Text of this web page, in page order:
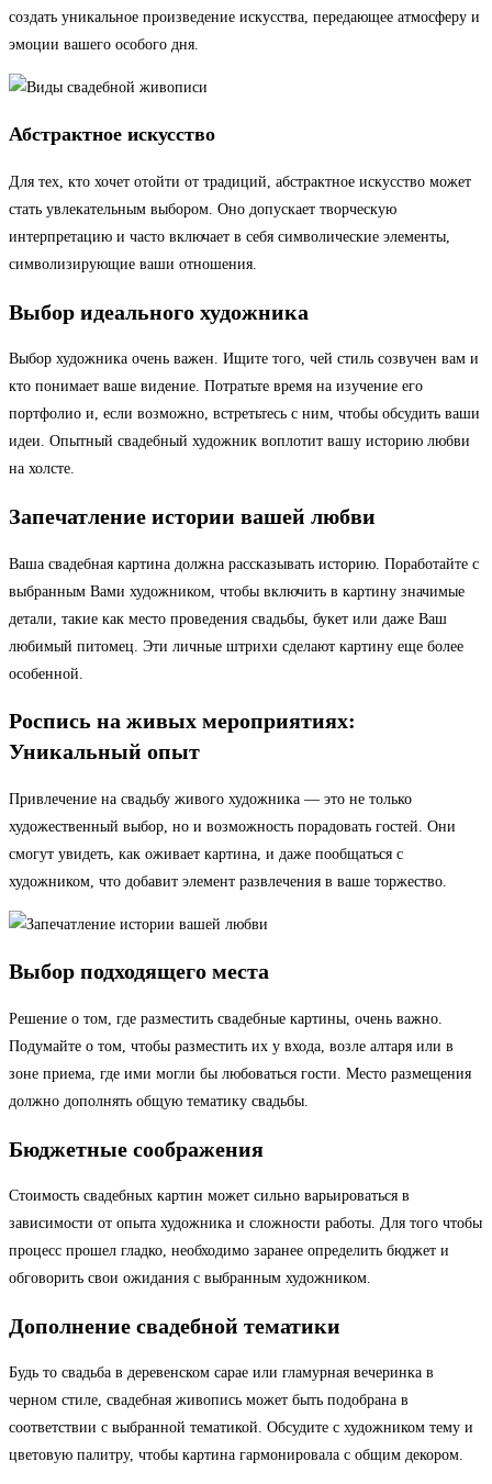
создать уникальное произведение искусства, передающее атмосферу и
эмоции вашего особого дня.
Абстрактное искусство
Для тех, кто хочет отойти от традиций, абстрактное искусство может
стать увлекательным выбором. Оно допускает творческую
интерпретацию и часто включает в себя символические элементы,
символизирующие ваши отношения.
Выбор идеального художника
Выбор художника очень важен. Ищите того, чей стиль созвучен вам и
кто понимает ваше видение. Потратьте время на изучение его
портфолио и, если возможно, встретьтесь с ним, чтобы обсудить ваши
идеи. Опытный свадебный художник воплотит вашу историю любви
на холсте.
Запечатление истории вашей любви
Ваша свадебная картина должна рассказывать историю. Поработайте с
выбранным Вами художником, чтобы включить в картину значимые
детали, такие как место проведения свадьбы, букет или даже Ваш
любимый питомец. Эти личные штрихи сделают картину еще более
особенной.
Роспись на живых мероприятиях:
Уникальный опыт
Привлечение на свадьбу живого художника — это не только
художественный выбор, но и возможность порадовать гостей. Они
смогут увидеть, как оживает картина, и даже пообщаться с
художником, что добавит элемент развлечения в ваше торжество.
Выбор подходящего места
Решение о том, где разместить свадебные картины, очень важно.
Подумайте о том, чтобы разместить их у входа, возле алтаря или в
зоне приема, где ими могли бы любоваться гости. Место размещения
должно дополнять общую тематику свадьбы.
Бюджетные соображения
Стоимость свадебных картин может сильно варьироваться в
зависимости от опыта художника и сложности работы. Для того чтобы
процесс прошел гладко, необходимо заранее определить бюджет и
обговорить свои ожидания с выбранным художником.
Дополнение свадебной тематики
Будь то свадьба в деревенском сарае или гламурная вечеринка в
черном стиле, свадебная живопись может быть подобрана в
соответствии с выбранной тематикой. Обсудите с художником тему и
цветовую палитру, чтобы картина гармонировала с общим декором.